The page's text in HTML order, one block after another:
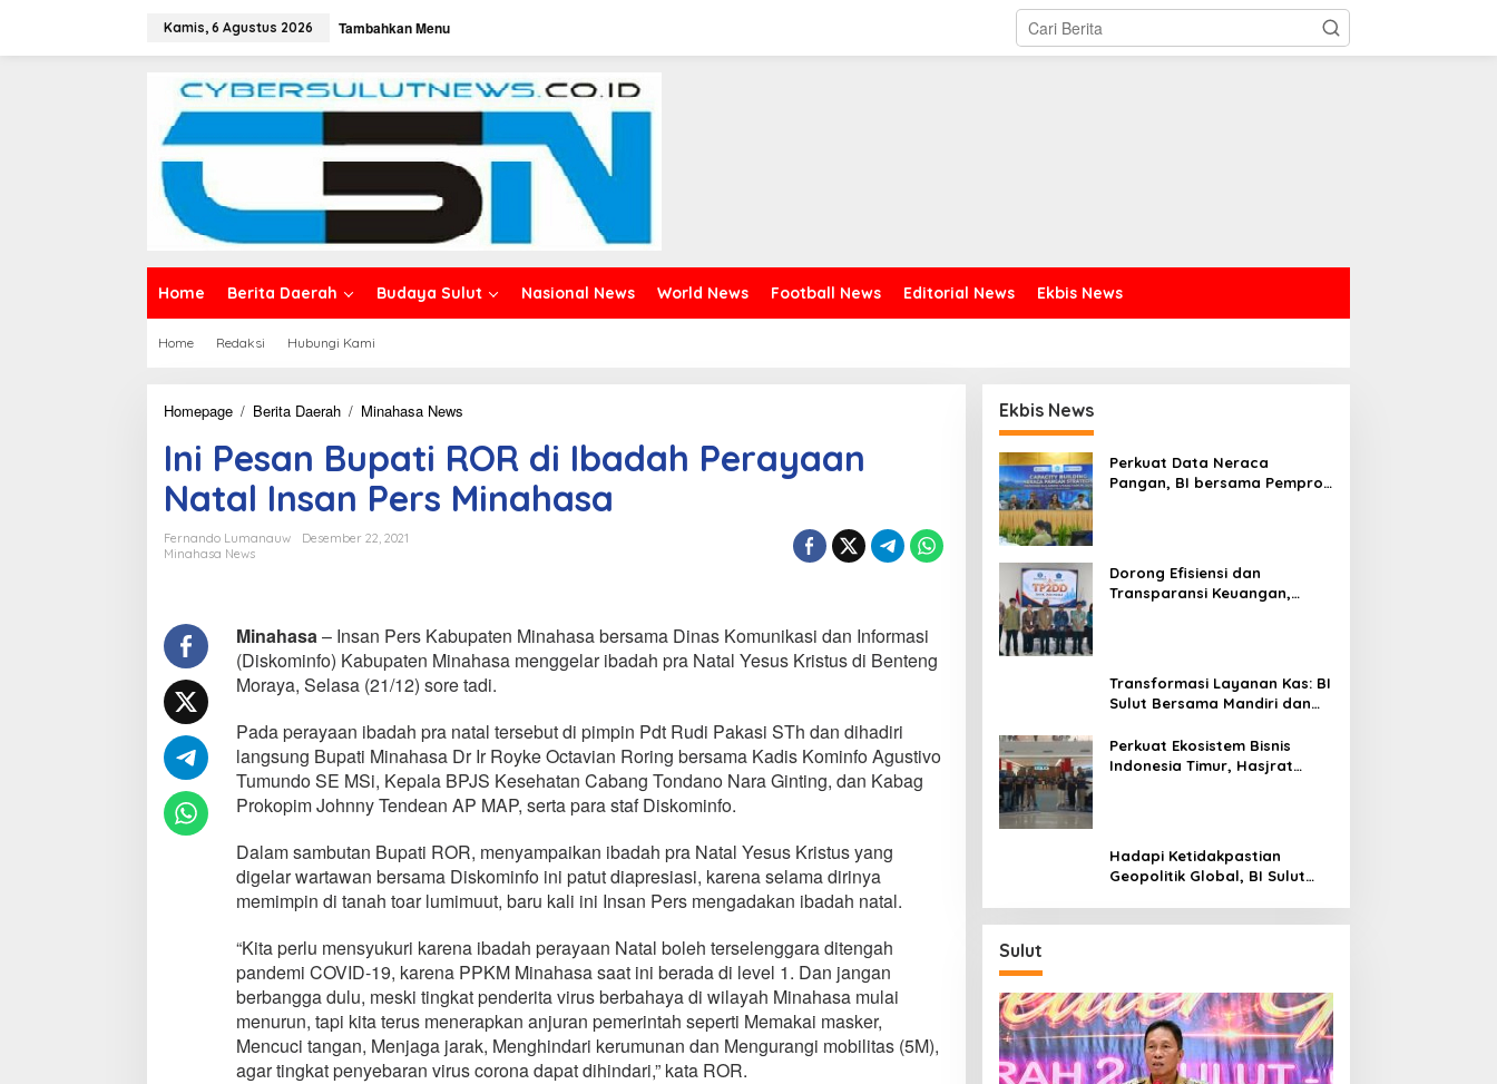
w
Kamis, 6 Agustus 2026 Tambahkan Menu
Home Berita Daerah Budaya Sulut Nasional News World News Football News Editorial News Ekbis News
Home Redaksi Hubungi Kami
Homepage / Berita Daerah / Minahasa News
i
P
e
s
a
i
R
R
d
i
b
d
a
P
r
a
y
a
n
N
Ini Pesan Bupati ROR di Ibadah Perayaan
Natal Insan Pers Minahasa
Fernando Lumanauw
Desember 22, 2021
Minahasa News
Minahasa– Insan Pers Kabupaten Minahasa bersama Dinas Komunikasi dan Informasi
(Diskominfo) Kabupaten Minahasa menggelar ibadah pra Natal Yesus Kristus di Benteng
Moraya, Selasa (21/12) sore tadi.
Pada perayaan ibadah pra natal tersebut di pimpin Pdt Rudi Pakasi STh dan dihadiri
langsung Bupati Minahasa Dr Ir Royke Octavian Roring bersama Kadis Kominfo Agustivo
Tumundo SE MSi, Kepala BPJS Kesehatan Cabang Tondano Nara Ginting, dan Kabag
Prokopim Johnny Tendean AP MAP, serta para staf Diskominfo.
Dalam sambutan Bupati ROR, menyampaikan ibadah pra Natal Yesus Kristus yang
digelar wartawan bersama Diskominfo ini patut diapresiasi, karena selama dirinya
memimpin di tanah toar lumimuut, baru kali ini Insan Pers mengadakan ibadah natal.
“Kita perlu mensyukuri karena ibadah perayaan Natal boleh terselenggara ditengah
pandemi COVID-19, karena PPKM Minahasa saat ini berada di level 1. Dan jangan
berbangga dulu, meski tingkat penderita virus berbahaya di wilayah Minahasa mulai
menurun, tapi kita terus menerapkan anjuran pemerintah seperti Memakai masker,
Mencuci tangan, Menjaga jarak, Menghindari kerumunan dan Mengurangi mobilitas (5M),
agar tingkat penyebaran virus corona dapat dihindari,” kata ROR.
Ekbis News
Perkuat Data Neraca
Pangan, BI bersama Pemprov
Dorong Efisiensi dan
Transparansi Keuangan,
Transformasi Layanan Kas: BI
Sulut Bersama Mandiri dan
Kas Mitra Utama, Jangkau
Wilayah Kepulauan
Perkuat Ekosistem Bisnis
Indonesia Timur, Hasjrat
Hadapi Ketidakpastian
Geopolitik Global, BI Sulut
Sulut